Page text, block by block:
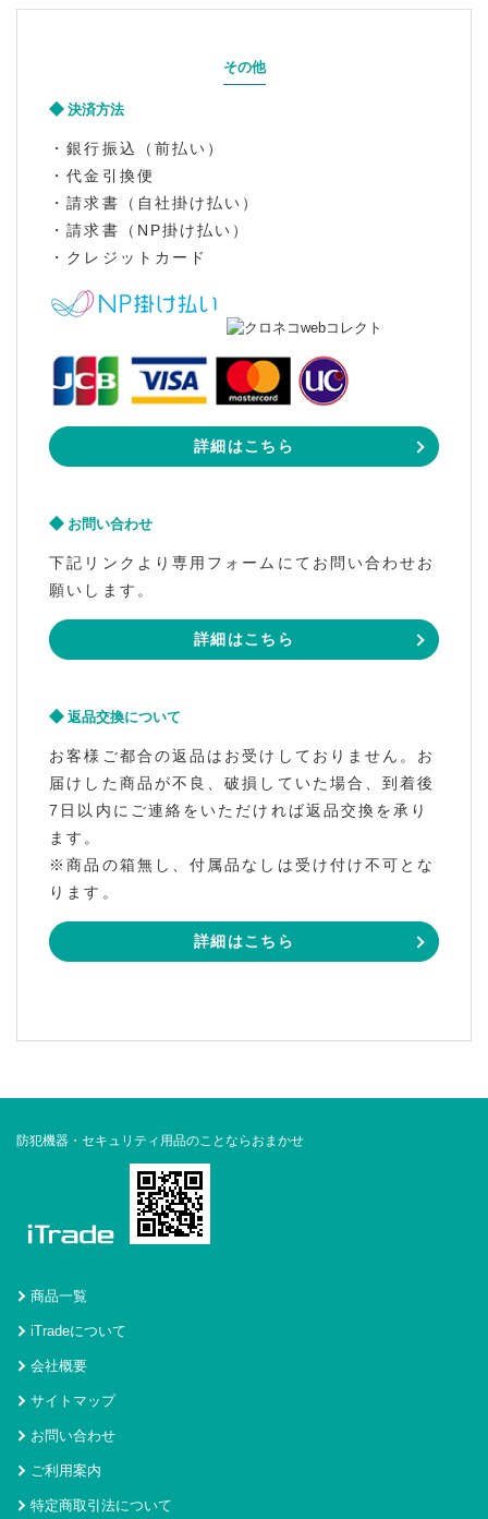
その他
決済方法
・銀行振込（前払い）
・代金引換便
・請求書（自社掛け払い）
・請求書（NP掛け払い）
・クレジットカード
詳細はこちら
お問い合わせ
下記リンクより専用フォームにてお問い合わせお
願いします。
詳細はこちら
返品交換について
お客様ご都合の返品はお受けしておりません。お
届けした商品が不良、破損していた場合、到着後
7日以内にご連絡をいただければ返品交換を承り
ます。
※商品の箱無し、付属品なしは受け付け不可とな
ります。
詳細はこちら
防犯機器・セキュリティ用品のことならおまかせ
商品一覧
iTradeについて
会社概要
サイトマップ
お問い合わせ
ご利用案内
特定商取引法について